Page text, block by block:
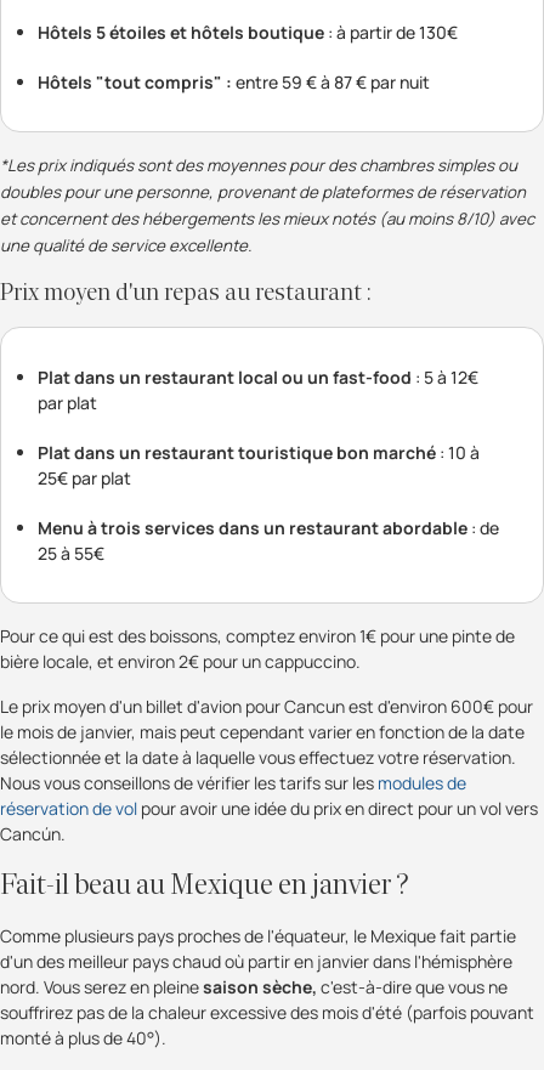
Hôtels 5 étoiles et hôtels boutique : à partir de 130€
Hôtels "tout compris" : entre 59 € à 87 € par nuit
*Les prix indiqués sont des moyennes pour des chambres simples ou
doubles pour une personne, provenant de plateformes de réservation
et concernent des hébergements les mieux notés (au moins 8/10) avec
une qualité de service excellente.
Prix moyen d'un repas au restaurant :
Plat dans un restaurant local ou un fast-food : 5 à 12€
par plat
Plat dans un restaurant touristique bon marché : 10 à
25€ par plat
Menu à trois services dans un restaurant abordable : de
25 à 55€
Pour ce qui est des boissons, comptez environ 1€ pour une pinte de
bière locale, et environ 2€ pour un cappuccino.
Le prix moyen d'un billet d'avion pour Cancun est d'environ 600€ pour
le mois de janvier, mais peut cependant varier en fonction de la date
sélectionnée et la date à laquelle vous effectuez votre réservation.
Nous vous conseillons de vérifier les tarifs sur les modules de
réservation de vol pour avoir une idée du prix en direct pour un vol vers
Cancún.
Fait-il beau au Mexique en janvier ?
Comme plusieurs pays proches de l'équateur, le Mexique fait partie
d'un des meilleur pays chaud où partir en janvier dans l'hémisphère
nord. Vous serez en pleinesaison sèche, c'est-à-dire que vous ne
souffrirez pas de la chaleur excessive des mois d'été (parfois pouvant
monté à plus de 40°).